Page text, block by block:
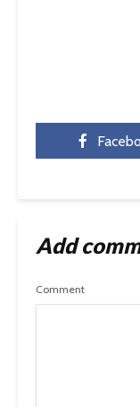
Add
Comment